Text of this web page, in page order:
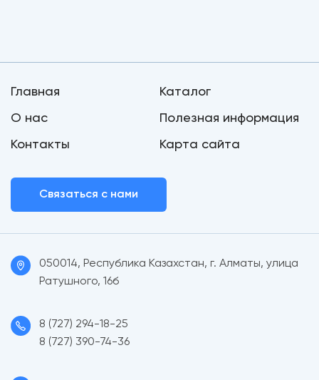
Главная Каталог
О нас Полезная информация
Контакты Карта сайта
Связаться с нами
050014, Республика Казахстан, г. Алматы, улица
Ратушного, 16б
8 (727) 294-18-25
8 (727) 390-74-36